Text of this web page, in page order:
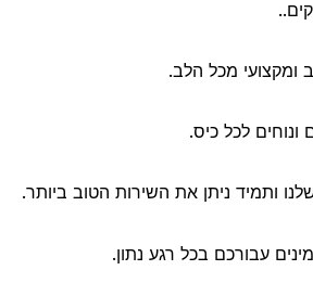
ומקצועי מכל הלב.
ונוחים לכל כיס.
ותמיד ניתן את השירות הטוב ביותר.